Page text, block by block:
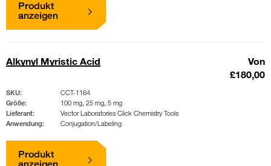
Produkt
anzeigen
Alkynyl Myristic Acid
Von
£180,00
SKU:
CCT-1164
Größe:
100 mg, 25 mg, 5 mg
Lieferant:
Vector Laboratories Click Chemistry Tools
Anwendung:
Conjugation/Labeling
Produkt